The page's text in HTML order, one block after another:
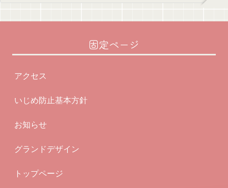
固定ページ
アクセス
いじめ防止基本方針
お知らせ
グランドデザイン
トップページ